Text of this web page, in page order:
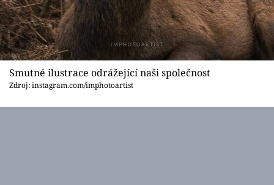
Smutné ilustrace odrážející naši společnost
Zdroj: instagram.com/imphotoartist